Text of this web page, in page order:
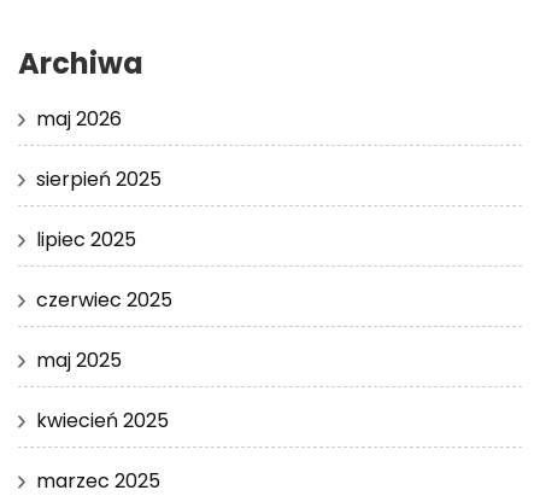
Archiwa
maj 2026
sierpień 2025
lipiec 2025
czerwiec 2025
maj 2025
kwiecień 2025
marzec 2025